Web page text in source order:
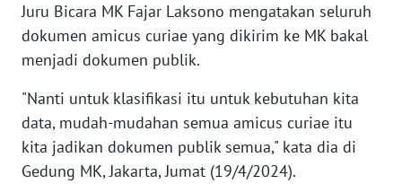
Juru Bicara MK Fajar Laksono mengatakan seluruh
dokumen amicus curiae yang dikirim ke MK bakal
menjadi dokumen publik.
"Nanti untuk klasifikasi itu untuk kebutuhan kita
data, mudah-mudahan semua amicus curiae itu
kita jadikan dokumen publik semua," kata dia di
Gedung MK, Jakarta, Jumat (19/4/2024).
PEDOMAN
MEDIA
REDAKSI
KARIR